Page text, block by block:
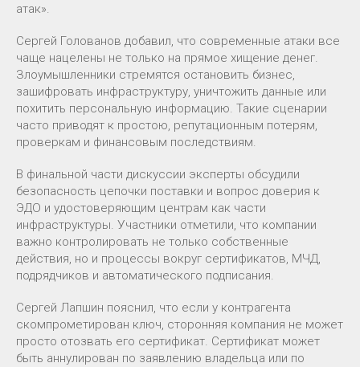
атак».
Сергей Голованов добавил, что современные атаки все
чаще нацелены не только на прямое хищение денег.
Злоумышленники стремятся остановить бизнес,
зашифровать инфраструктуру, уничтожить данные или
похитить персональную информацию. Такие сценарии
часто приводят к простою, репутационным потерям,
проверкам и финансовым последствиям.
В финальной части дискуссии эксперты обсудили
безопасность цепочки поставки и вопрос доверия к
ЭДО и удостоверяющим центрам как части
инфраструктуры. Участники отметили, что компании
важно контролировать не только собственные
действия, но и процессы вокруг сертификатов, МЧД,
подрядчиков и автоматического подписания.
Сергей Лапшин пояснил, что если у контрагента
скомпрометирован ключ, сторонняя компания не может
просто отозвать его сертификат. Сертификат может
быть аннулирован по заявлению владельца или по